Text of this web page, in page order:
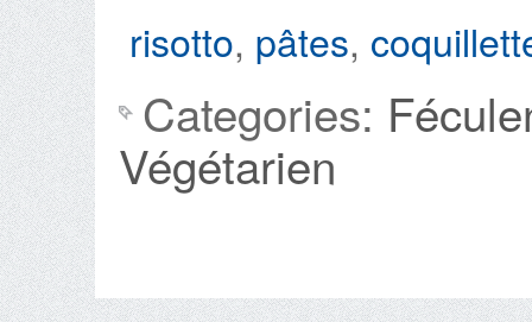
risotto, pâtes,
Categories:
Végétarien